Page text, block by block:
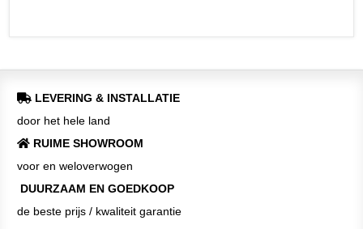
LEVERING & INSTALLATIE
door het hele land
RUIME SHOWROOM
voor en weloverwogen
DUURZAAM EN GOEDKOOP
de beste prijs / kwaliteit garantie